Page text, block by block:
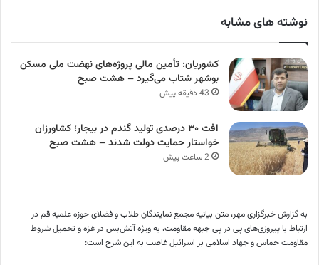
نوشته های مشابه
کشوریان: تأمین مالی پروژه‌های نهضت ملی مسکن
بوشهر شتاب می‌گیرد – هشت صبح
43 دقیقه پیش
افت ۳۰ درصدی تولید گندم در بیجار؛ کشاورزان
خواستار حمایت دولت شدند – هشت صبح
2 ساعت پیش
به گزارش خبرگزاری مهر، متن بیانیه مجمع نمایندگان طلاب و فضلای حوزه علمیه قم در
ارتباط با پیروزی‌های پی در پی جبهه مقاومت، به ویژه آتش‌بس در غزه و تحمیل شروط
مقاومت حماس و جهاد اسلامی بر اسرائیل غاصب به این شرح است: